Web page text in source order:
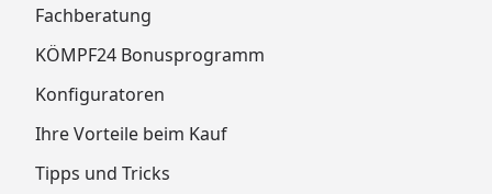
Fachberatung
KÖMPF24 Bonusprogramm
Konfiguratoren
Ihre Vorteile beim Kauf
Tipps und Tricks